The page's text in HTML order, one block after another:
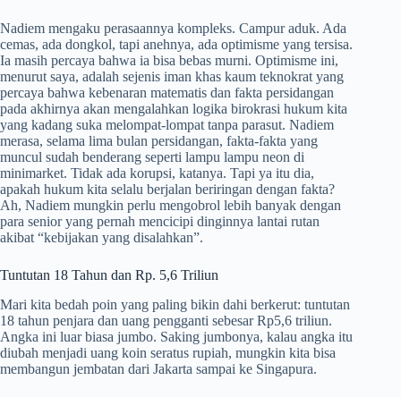
Nadiem mengaku perasaannya kompleks. Campur aduk. Ada
cemas, ada dongkol, tapi anehnya, ada optimisme yang tersisa.
Ia masih percaya bahwa ia bisa bebas murni. Optimisme ini,
menurut saya, adalah sejenis iman khas kaum teknokrat yang
percaya bahwa kebenaran matematis dan fakta persidangan
pada akhirnya akan mengalahkan logika birokrasi hukum kita
yang kadang suka melompat-lompat tanpa parasut. Nadiem
merasa, selama lima bulan persidangan, fakta-fakta yang
muncul sudah benderang seperti lampu lampu neon di
minimarket. Tidak ada korupsi, katanya. Tapi ya itu dia,
apakah hukum kita selalu berjalan beriringan dengan fakta?
Ah, Nadiem mungkin perlu mengobrol lebih banyak dengan
para senior yang pernah mencicipi dinginnya lantai rutan
akibat “kebijakan yang disalahkan”.
Tuntutan 18 Tahun dan Rp. 5,6 Triliun
Mari kita bedah poin yang paling bikin dahi berkerut: tuntutan
18 tahun penjara dan uang pengganti sebesar Rp5,6 triliun.
Angka ini luar biasa jumbo. Saking jumbonya, kalau angka itu
diubah menjadi uang koin seratus rupiah, mungkin kita bisa
membangun jembatan dari Jakarta sampai ke Singapura.